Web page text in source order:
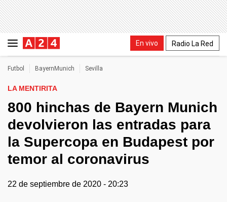
En vivo Radio La Red
Futbol BayernMunich Sevilla
LA MENTIRITA
800 hinchas de Bayern Munich
devolvieron las entradas para
la Supercopa en Budapest por
temor al coronavirus
22 de septiembre de 2020 - 20:23